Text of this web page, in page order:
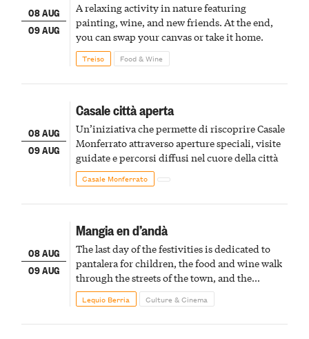
08 AUG
09 AUG
A relaxing activity in nature featuring
painting, wine, and new friends. At the end,
you can swap your canvas or take it home.
Treiso Food & Wine
08 AUG
09 AUG
Casale città aperta
Un’iniziativa che permette di riscoprire Casale
Monferrato attraverso aperture speciali, visite
guidate e percorsi diffusi nel cuore della città
Casale Monferrato
08 AUG
09 AUG
Mangia en d’andà
The last day of the festivities is dedicated to
pantalera for children, the food and wine walk
through the streets of the town, and the
fireworks finale
Lequio Berria Culture & Cinema